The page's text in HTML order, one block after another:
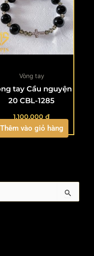
Vòng tay
tay Cầu nguyện
20 CBL-1285
1.100.000 ₫
Thêm vào giỏ hàng